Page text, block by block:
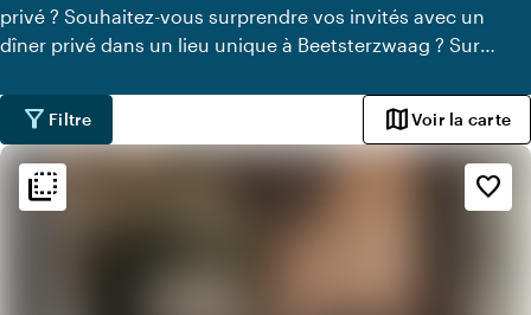
privé ? Souhaitez-vous surprendre vos invités avec un
dîner privé dans un lieu unique à Beetsterzwaag ? Sur
tous les lieux à Beetsterzwaag où vous pouvez dîner en
toute tranquillité. Découvrez tous les lieux de restauration
privée pour un délicieux dîner privé.
filter_alt Filtre mapVoir la carte
flip_to_back favorite_border
flip_to_back Ambiance
beach_access
Bohème / Ibiza